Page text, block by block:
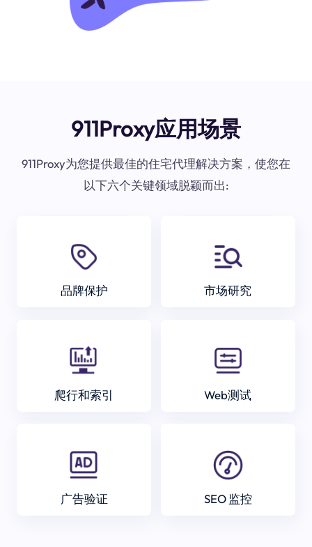
911Proxy应用场景
911Proxy为您提供最佳的住宅代理解决方案，使您在
以下六个关键领域脱颖而出:
品牌保护 市场研究
爬行和索引 Web测试
广告验证 SEO 监控